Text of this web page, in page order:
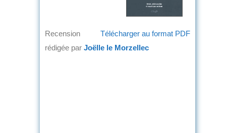
Télécharger au format PDF
Recension
rédigée par Joëlle le Morzellec